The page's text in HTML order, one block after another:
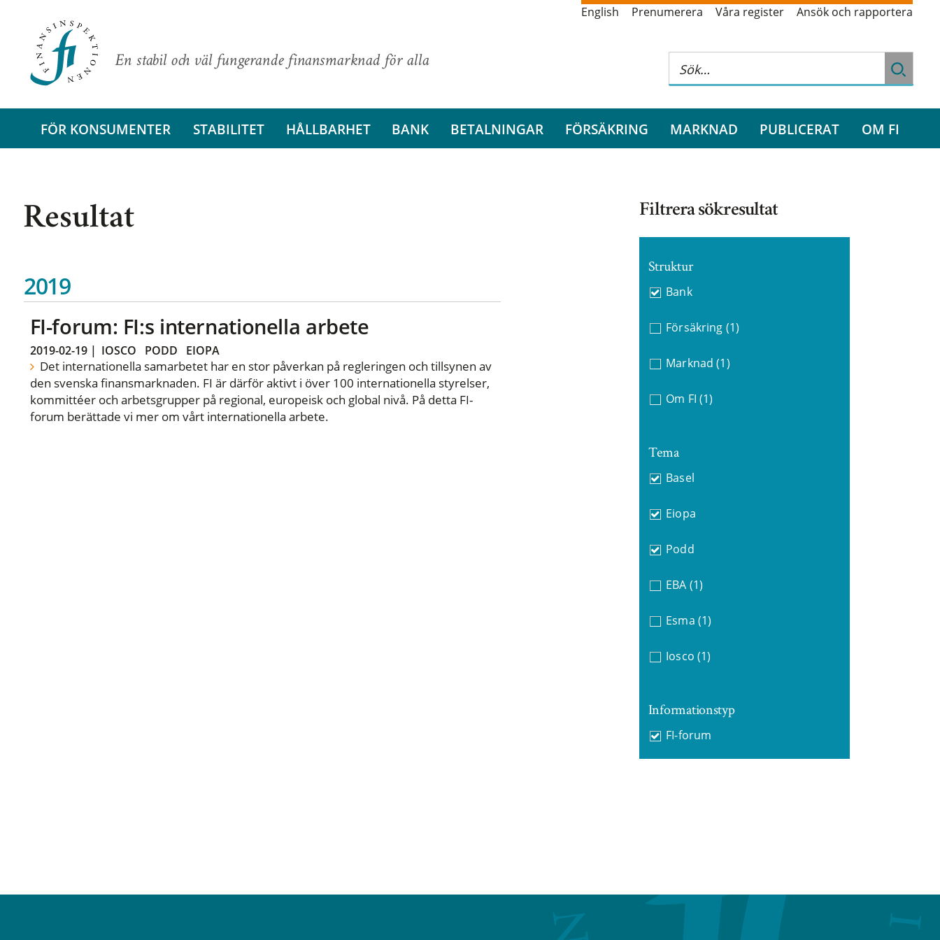
En stabil och väl fungerande finansmarknad för alla
English Prenumerera Våra register Ansök och rapportera
FÖR KONSUMENTER STABILITET HÅLLBARHET BANK BETALNINGAR FÖRSÄKRING MARKNAD PUBLICERAT OM FI
Resultat
2019
FI-forum: FI:s internationella arbete
2019-02-19| IOSCO PODD EIOPA
Det internationella samarbetet har en stor påverkan på regleringen och tillsynen av
den svenska finansmarknaden. FI är därför aktivt i över 100 internationella styrelser,
kommittéer och arbetsgrupper på regional, europeisk och global nivå. På detta FI-
forum berättade vi mer om vårt internationella arbete.
Filtrera sökresultat
Struktur
Bank
Försäkring (1)
Marknad (1)
Om FI (1)
Tema
Basel
Eiopa
Podd
EBA (1)
Esma (1)
Iosco (1)
Informationstyp
FI-forum